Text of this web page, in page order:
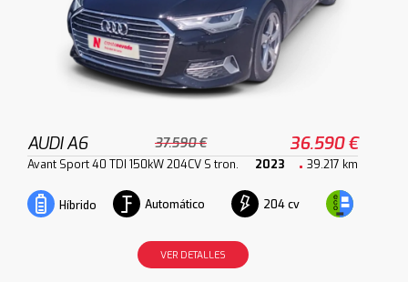
AUDI A6 37.590 € 36.590 €
Avant Sport 40 TDI 150kW 204CV S tron. 2023 39.217 km
Híbrido Automático 204 cv
VER DETALLES